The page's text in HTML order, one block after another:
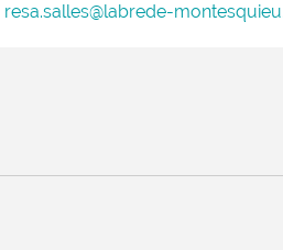
resa.salles@labrede-